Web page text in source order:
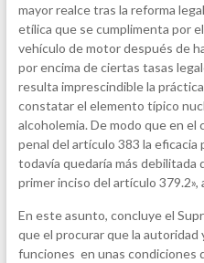
mayor realce tras la reforma
etílica que se cumplimenta por
vehículo de motor después de
por encima de ciertas tasas
resulta imprescindible la
constatar el elemento típico
alcoholemia. De modo que en el
penal del artículo 383 la
todavía quedaría más debilitada
primer inciso del artículo 379.2»,
En este asunto, concluye el
que el procurar que la autoridad
funciones en unas condiciones